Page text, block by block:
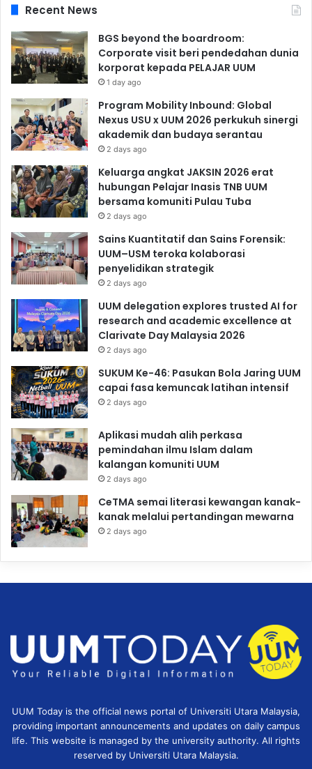
Recent News
BGS beyond the boardroom:
Corporate visit beri pendedahan dunia
korporat kepada PELAJAR UUM
1 day ago
Program Mobility Inbound: Global
Nexus USU x UUM 2026 perkukuh sinergi
akademik dan budaya serantau
2 days ago
Keluarga angkat JAKSIN 2026 erat
hubungan Pelajar Inasis TNB UUM
bersama komuniti Pulau Tuba
2 days ago
Sains Kuantitatif dan Sains Forensik:
UUM–USM teroka kolaborasi
penyelidikan strategik
2 days ago
UUM delegation explores trusted AI for
research and academic excellence at
Clarivate Day Malaysia 2026
2 days ago
SUKUM Ke-46: Pasukan Bola Jaring UUM
capai fasa kemuncak latihan intensif
2 days ago
Aplikasi mudah alih perkasa
pemindahan ilmu Islam dalam
kalangan komuniti UUM
2 days ago
CeTMA semai literasi kewangan kanak-
kanak melalui pertandingan mewarna
2 days ago
UUM Today is the official news portal of Universiti Utara Malaysia,
providing important announcements and updates on daily campus
life. This website is managed by the university authority. All rights
reserved by Universiti Utara Malaysia.